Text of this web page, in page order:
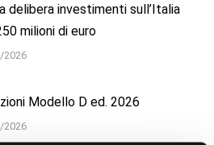
delibera investimenti sull’Italia
milioni di euro
2026
Modello D ed. 2026
2026